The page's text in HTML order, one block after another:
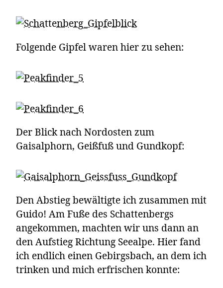
Folgende Gipfel waren hier zu sehen:
Der Blick nach Nordosten zum
Gaisalphorn, Geißfuß und Gundkopf:
Den Abstieg bewältigte ich zusammen mit
Guido! Am Fuße des Schattenbergs
angekommen, machten wir uns dann an
den Aufstieg Richtung Seealpe. Hier fand
ich endlich einen Gebirgsbach, an dem ich
trinken und mich erfrischen konnte: